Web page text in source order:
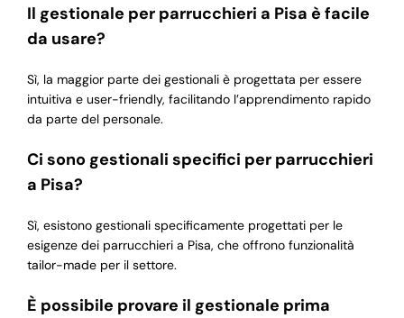
Il gestionale per parrucchieri a Pisa è facile
da usare?
Sì, la maggior parte dei gestionali è progettata per essere
intuitiva e user-friendly, facilitando l’apprendimento rapido
da parte del personale.
Ci sono gestionali specifici per parrucchieri
a Pisa?
Sì, esistono gestionali specificamente progettati per le
esigenze dei parrucchieri a Pisa, che offrono funzionalità
tailor-made per il settore.
È possibile provare il gestionale prima